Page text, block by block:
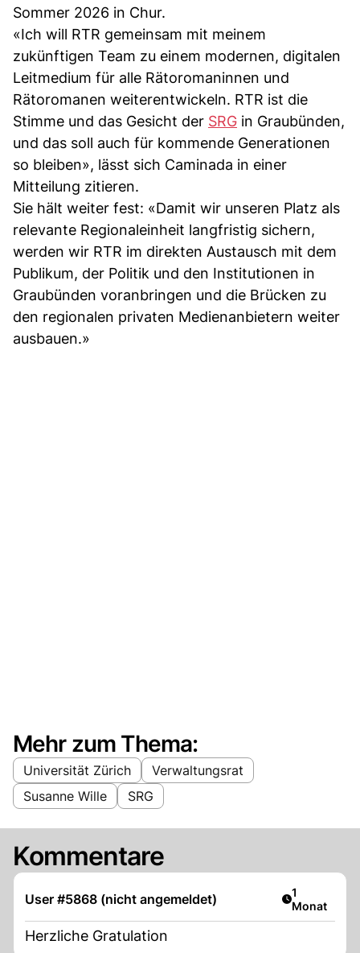
Sommer 2026 in Chur.
«Ich will RTR gemeinsam mit meinem
zukünftigen Team zu einem modernen, digitalen
Leitmedium für alle Rätoromaninnen und
Rätoromanen weiterentwickeln. RTR ist die
Stimme und das Gesicht der SRG in Graubünden,
und das soll auch für kommende Generationen
so bleiben», lässt sich Caminada in einer
Mitteilung zitieren.
Sie hält weiter fest: «Damit wir unseren Platz als
relevante Regionaleinheit langfristig sichern,
werden wir RTR im direkten Austausch mit dem
Publikum, der Politik und den Institutionen in
Graubünden voranbringen und die Brücken zu
den regionalen privaten Medienanbietern weiter
ausbauen.»
Mehr zum Thema:
Universität Zürich
Verwaltungsrat
Susanne Wille
SRG
Kommentare
User #5868 (nicht angemeldet) Artikel
1
Monat
Herzliche Gratulation